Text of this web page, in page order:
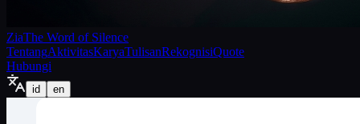
ZiaThe Word of Silence
TentangAktivitasKaryaTulisanRekognisiQuote
Hubungi
id en